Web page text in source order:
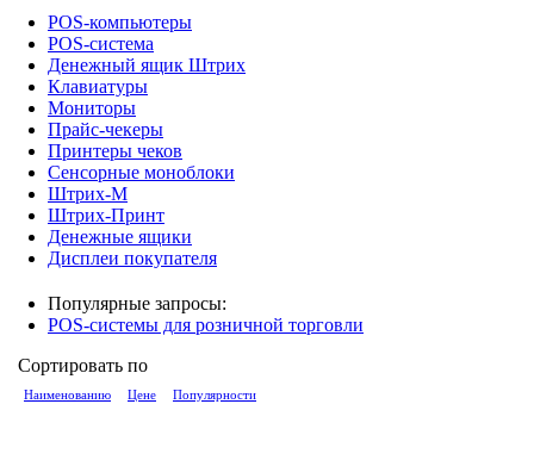
POS-компьютеры
POS-система
Денежный ящик Штрих
Клавиатуры
Мониторы
Прайс-чекеры
Принтеры чеков
Сенсорные моноблоки
Штрих-М
Штрих-Принт
Денежные ящики
Дисплеи покупателя
Популярные запросы:
POS-системы для розничной торговли
Сортировать по
Наименованию Цене Популярности